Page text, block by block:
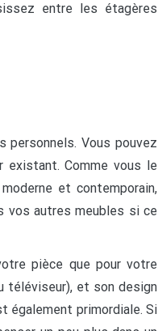
entre les étagères
personnels. Vous pouvez
existant. Comme vous le
et contemporain,
vos autres meubles si ce
pièce que pour votre
téléviseur), et son design
également primordiale. Si